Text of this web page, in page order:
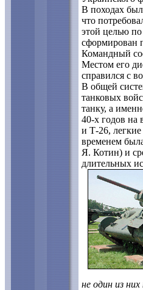
В походах
что
этой целью
сформирован
Командный
Местом его
справился с
В общей
танковых
танку, а
40-х годов на
и Т-26,
временем
Я. Котин) и
длительных
не один из